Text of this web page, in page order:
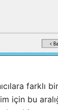
farklı
için bu